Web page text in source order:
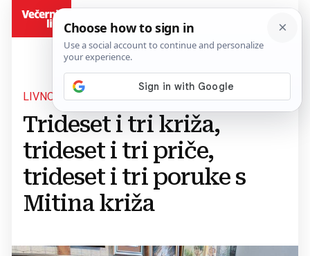
LIVNO
Trideset i tri križa,
trideset i tri priče,
trideset i tri poruke s
Mitina križa